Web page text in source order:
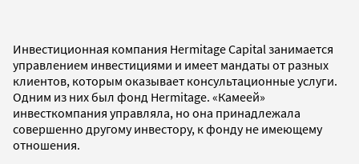
Инвестиционная компания Hermitage Capital занимается
управлением инвестициями и имеет мандаты от разных
клиентов, которым оказывает консультационные услуги.
Одним из них был фонд Hermitage. «Камеей»
инвесткомпания управляла, но она принадлежала
совершенно другому инвестору, к фонду не имеющему
отношения.